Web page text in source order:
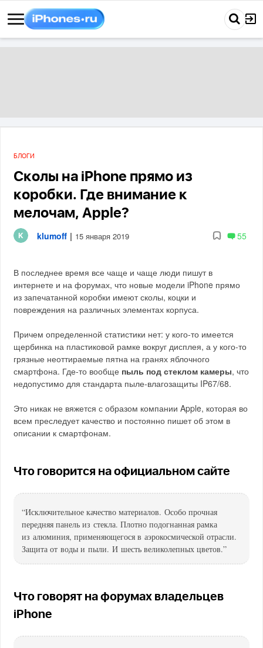
БЛОГИ
Сколы на iPhone прямо из
коробки. Где внимание к
мелочам, Apple?
klumoff | 15 января 2019 55
В последнее время все чаще и чаще люди пишут в
интернете и на форумах, что новые модели iPhone прямо
из запечатанной коробки имеют сколы, коцки и
повреждения на различных элементах корпуса.
Причем определенной статистики нет: у кого-то имеется
щербинка на пластиковой рамке вокруг дисплея, а у кого-то
грязные неоттираемые пятна на гранях яблочного
смартфона. Где-то вообще пыль под стеклом камеры, что
недопустимо для стандарта пыле-влагозащиты IP67/68.
Это никак не вяжется с образом компании Apple, которая во
всем преследует качество и постоянно пишет об этом в
описании к смартфонам.
Что говорится на официальном сайте
“Исключительное качество материалов. Особо прочная
передняя панель из стекла. Плотно подогнанная рамка
из алюминия, применяющегося в аэрокосмической отрасли.
Защита от воды и пыли. И шесть великолепных цветов.”
Что говорят на форумах владельцев
iPhone